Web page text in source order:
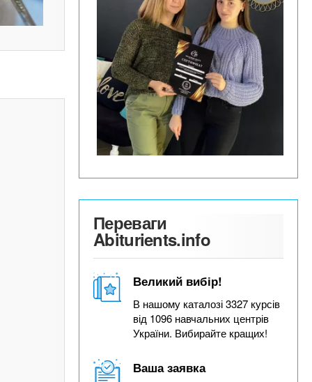
Переваги
Abiturients.info
Великий вибір!
В нашому каталозі 3327 курсів
від 1096 навчальних центрів
України. Вибирайте кращих!
Ваша заявка